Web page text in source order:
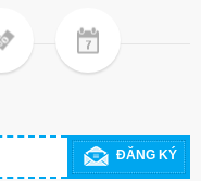
ĐĂNG KÝ